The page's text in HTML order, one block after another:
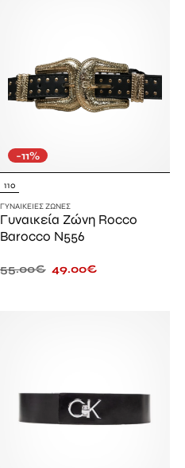
-11%
110
ΓΥΝΑΙΚΕΊΕΣ ΖΏΝΕΣ
Γυναικεία Ζώνη Rocco
Barocco Ν556
55.00€ 49.00€